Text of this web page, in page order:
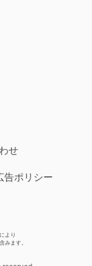
せ
告ポリシー
より
みます。